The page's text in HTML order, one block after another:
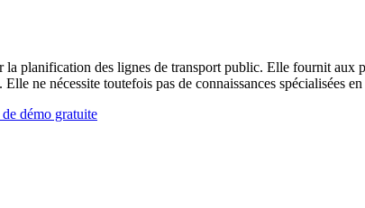
planification des lignes de transport public. Elle fournit aux
ne nécessite toutefois pas de connaissances spécialisées
démo gratuite